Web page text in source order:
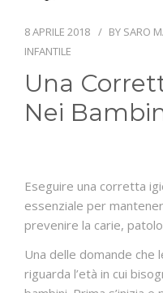
CONTATTI
8 APRILE 2018 BY SARO
INFANTILE
Una
Nei
Eseguire una corretta
essenziale per
prevenire la carie,
Una delle domande che
riguarda l’età in cui